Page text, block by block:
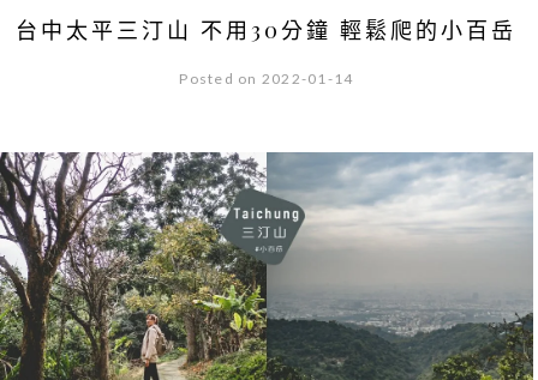
台中太平三汀山 不用30分鐘 輕鬆爬的小百岳
Posted on 2022-01-14